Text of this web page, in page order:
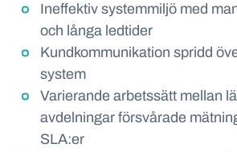
Ineffektiv systemmiljö med
och långa ledtider
Kundkommunikation spridd
system
Varierande arbetssätt mellan
avdelningar försvårade
SLA:er